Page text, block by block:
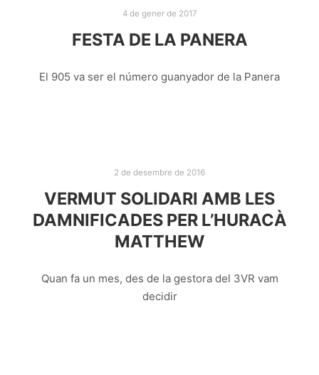
4 de gener de 2017
FESTA DE LA PANERA
El 905 va ser el número guanyador de la Panera
2 de desembre de 2016
VERMUT SOLIDARI AMB LES
DAMNIFICADES PER L’HURACÀ
MATTHEW
Quan fa un mes, des de la gestora del 3VR vam
decidir